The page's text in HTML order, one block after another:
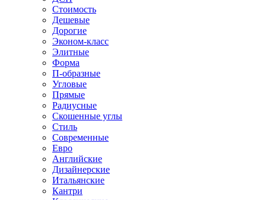
Стоимость
Дешевые
Дорогие
Эконом-класс
Элитные
Форма
П-образные
Угловые
Прямые
Радиусные
Скошенные углы
Стиль
Современные
Евро
Английские
Дизайнерские
Итальянские
Кантри